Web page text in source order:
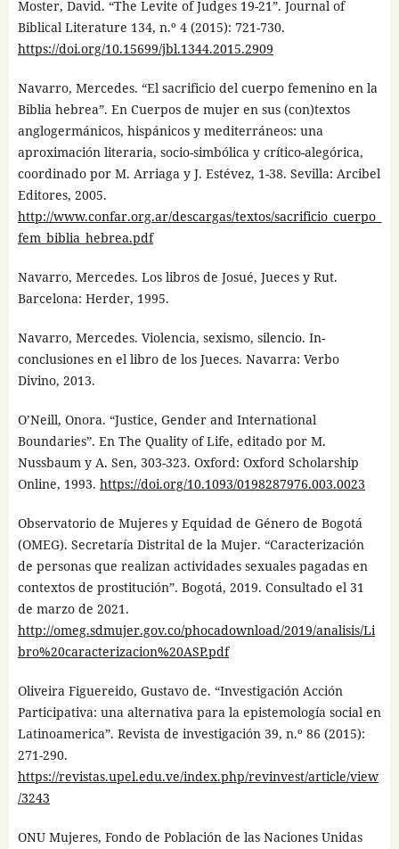
Moster, David. “The Levite of Judges 19-21”. Journal of
Biblical Literature 134, n.º 4 (2015): 721-730.
https://doi.org/10.15699/jbl.1344.2015.2909
Navarro, Mercedes. “El sacrificio del cuerpo femenino en la
Biblia hebrea”. En Cuerpos de mujer en sus (con)textos
anglogermánicos, hispánicos y mediterráneos: una
aproximación literaria, socio-simbólica y crítico-alegórica,
coordinado por M. Arriaga y J. Estévez, 1-38. Sevilla: Arcibel
Editores, 2005.
http://www.confar.org.ar/descargas/textos/sacrificio_cuerpo_
fem_biblia_hebrea.pdf
Navarro, Mercedes. Los libros de Josué, Jueces y Rut.
Barcelona: Herder, 1995.
Navarro, Mercedes. Violencia, sexismo, silencio. In-
conclusiones en el libro de los Jueces. Navarra: Verbo
Divino, 2013.
O’Neill, Onora. “Justice, Gender and International
Boundaries”. En The Quality of Life, editado por M.
Nussbaum y A. Sen, 303-323. Oxford: Oxford Scholarship
Online, 1993. https://doi.org/10.1093/0198287976.003.0023
Observatorio de Mujeres y Equidad de Género de Bogotá
(OMEG). Secretaría Distrital de la Mujer. “Caracterización
de personas que realizan actividades sexuales pagadas en
contextos de prostitución”. Bogotá, 2019. Consultado el 31
de marzo de 2021.
http://omeg.sdmujer.gov.co/phocadownload/2019/analisis/Li
bro%20caracterizacion%20ASP.pdf
Oliveira Figuereido, Gustavo de. “Investigación Acción
Participativa: una alternativa para la epistemología social en
Latinoamerica”. Revista de investigación 39, n.º 86 (2015):
271-290.
https://revistas.upel.edu.ve/index.php/revinvest/article/view
/3243
ONU Mujeres, Fondo de Población de las Naciones Unidas